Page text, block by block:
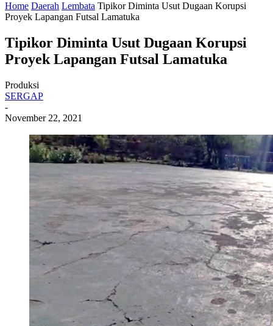
Home Daerah Lembata Tipikor Diminta Usut Dugaan Korupsi
Proyek Lapangan Futsal Lamatuka
Tipikor Diminta Usut Dugaan Korupsi
Proyek Lapangan Futsal Lamatuka
Produksi
SERGAP
-
November 22, 2021